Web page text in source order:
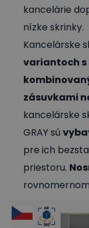
kancelárie
nízke skrinky.
Kancelárske
variantoch
zásuvkami
kancelárske
GRAY sú
pre ich
priestoru.